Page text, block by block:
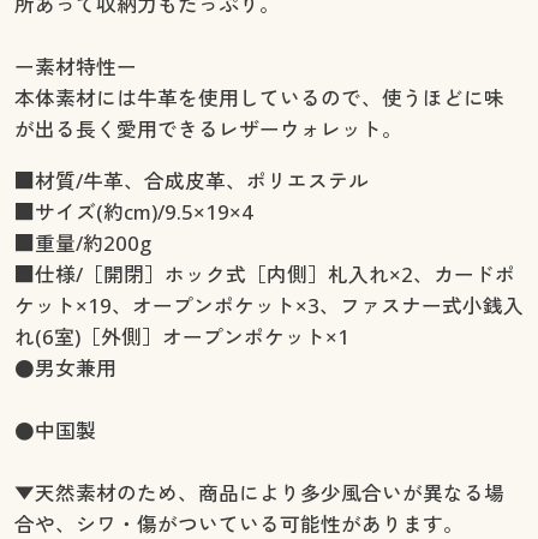
ー素材特性ー
本体素材には牛革を使用しているので、使うほどに味
が出る長く愛用できるレザーウォレット。
■材質/牛革、合成皮革、ポリエステル
■サイズ(約cm)/9.5×19×4
■重量/約200g
■仕様/［開閉］ホック式［内側］札入れ×2、カードポ
ケット×19、オープンポケット×3、ファスナー式小銭入
れ(6室)［外側］オープンポケット×1
●男女兼用
●中国製
▼天然素材のため、商品により多少風合いが異なる場
合や、シワ・傷がついている可能性があります。